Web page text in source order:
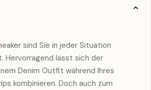
sind Sie in jeder Situation
Hervorragend lässt sich der
Denim Outfit während Ihres
kombinieren. Doch auch zum